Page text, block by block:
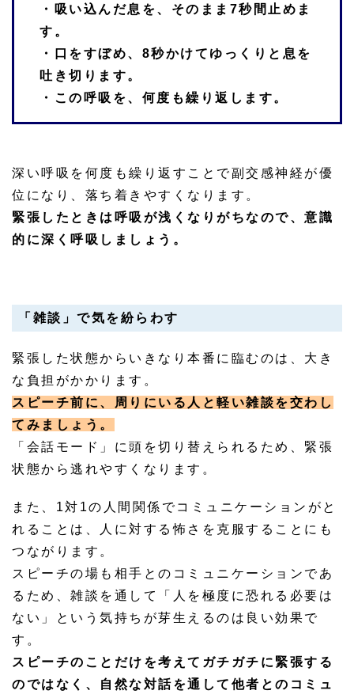
・吸い込んだ息を、そのまま7秒間止めま
す。
・口をすぼめ、8秒かけてゆっくりと息を
吐き切ります。
・この呼吸を、何度も繰り返します。
深い呼吸を何度も繰り返すことで副交感神経が優
位になり、落ち着きやすくなります。
緊張したときは呼吸が浅くなりがちなので、意識
的に深く呼吸しましょう。
「雑談」で気を紛らわす
緊張した状態からいきなり本番に臨むのは、大き
な負担がかかります。
スピーチ前に、周りにいる人と軽い雑談を交わし
てみましょう。
「会話モード」に頭を切り替えられるため、緊張
状態から逃れやすくなります。
また、1対1の人間関係でコミュニケーションがと
れることは、人に対する怖さを克服することにも
つながります。
スピーチの場も相手とのコミュニケーションであ
るため、雑談を通して「人を極度に恐れる必要は
ない」という気持ちが芽生えるのは良い効果で
す。
スピーチのことだけを考えてガチガチに緊張する
のではなく、自然な対話を通して他者とのコミュ